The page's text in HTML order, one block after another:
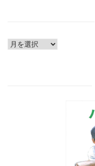
Archives